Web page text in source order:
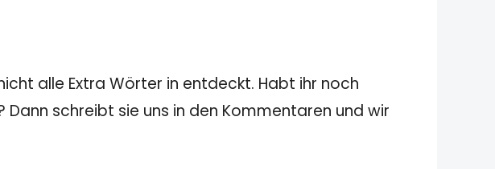
alle Extra Wörter in entdeckt. Habt ihr noch
schreibt sie uns in den Kommentaren und wir